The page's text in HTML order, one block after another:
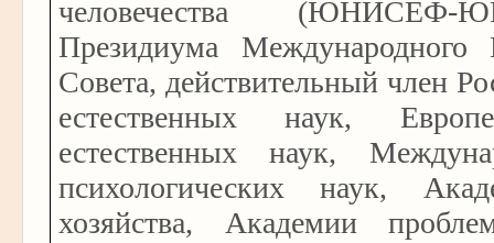
человечества
Президиума
Совета, действительный член
естественных наук,
естественных наук,
психологических наук,
хозяйства, Академии